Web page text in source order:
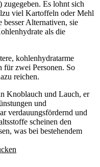
Es lohnt sich
viel Kartoffeln oder Mehl
besser Alternativen, sie
als die
kohlenhydratarme
für zwei Personen. So
reichen.
Knoblauch und Lauch, er
und
verdauungsfördernd und
scheinen den
was bei bestehendem